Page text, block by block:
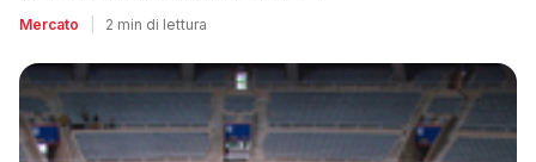
Mercato 2 min di lettura